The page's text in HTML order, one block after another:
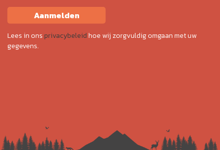
Aanmelden
Lees in onsprivacybeleidhoe wij zorgvuldig omgaan met uw
gegevens.